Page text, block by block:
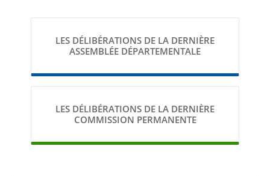
Les Conseillères et Conseillers
Ils délibèrent également une fois par mois en
LES DÉLIBÉRATIONS DE LA DERNIÈRE
ASSEMBLÉE DÉPARTEMENTALE
LES DÉLIBÉRATIONS DE LA DERNIÈRE
COMMISSION PERMANENTE